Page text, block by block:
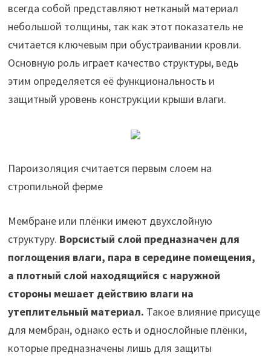
всегда собой представляют нетканый материал
небольшой толщины, так как этот показатель не
считается ключевым при обустраивании кровли.
Основную роль играет качество структуры, ведь
этим определяется её функциональность и
защитный уровень конструкции крыши влаги.
Пароизоляция считается первым слоем на
стропильной ферме
Мембране или плёнки имеют двухслойную
структуру. Ворсистый слой предназначен для
поглощения влаги, пара в середине помещения,
а плотный слой находящийся с наружной
стороны мешает действию влаги на
утеплительный материал. Такое влияние присуще
для мембран, однако есть и однослойные плёнки,
которые предназначены лишь для защиты